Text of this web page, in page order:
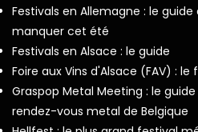
Festivals en Allemagne : le
manquer cet été
Festivals en Alsace : le guide
Foire aux Vins d'Alsace (FAV) :
Graspop Metal Meeting : le
rendez-vous metal de Belgique